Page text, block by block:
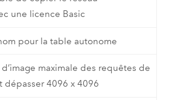
une licence Basic
pour la table autonome
maximale des requêtes de
dépasser 4096 x 4096